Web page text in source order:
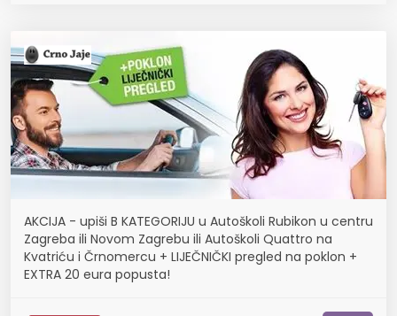
AKCIJA - upiši B KATEGORIJU u Autoškoli Rubikon u centru
Zagreba ili Novom Zagrebu ili Autoškoli Quattro na
Kvatriću i Črnomercu + LIJEČNIČKI pregled na poklon +
EXTRA 20 eura popusta!